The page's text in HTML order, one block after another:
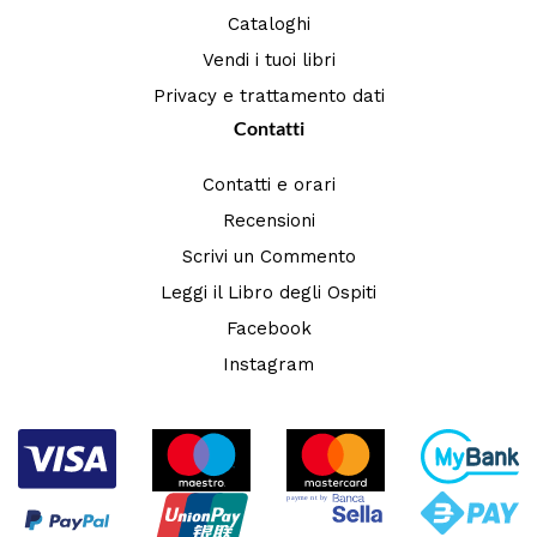
Cataloghi
Vendi i tuoi libri
Privacy e trattamento dati
Contatti
Contatti e orari
Recensioni
Scrivi un Commento
Leggi il Libro degli Ospiti
Facebook
Instagram